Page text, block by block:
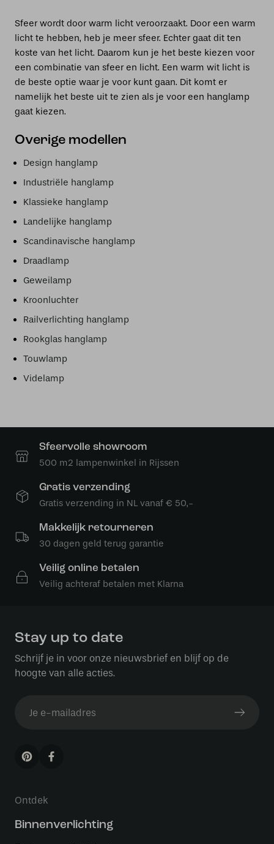
Sfeer wordt door warm licht veroorzaakt. Door een warm
licht te hebben, heb je meer sfeer. Echter gaat dit ten
koste van het licht. Daarom kun je het beste kiezen voor
een combinatie van sfeer en licht. Een warm wit licht is
de beste optie waar je voor kunt gaan. Dit komt er
namelijk het beste uit te zien als je voor een hanglamp
gaat kiezen.
Overige modellen
Design hanglamp
Industriële hanglamp
Klassieke hanglamp
Landelijke hanglamp
Scandinavische hanglamp
Draadlamp
Geweilamp
Kroonluchter
Railverlichting hanglamp
Rookglas hanglamp
Touwlamp
Videlamp
Sfeervolle showroom
500 m2 lampenwinkel in Rijssen
Gratis verzending
Gratis verzending in NL vanaf € 50,-
Makkelijk retourneren
30 dagen geld terug garantie
Veilig online betalen
Veilig achteraf betalen met Klarna
Stay up to date
Schrijf je in voor onze nieuwsbrief en blijf op de
hoogte van alle acties.
Ontdek
Binnenverlichting